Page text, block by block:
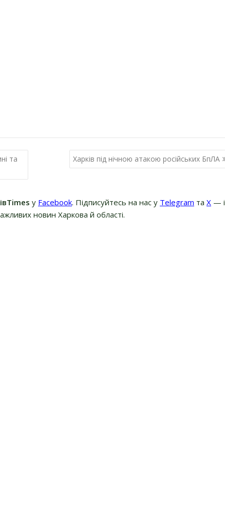
та
Харків під нічною атакою російських БпЛА
у Facebook. Підписуйтесь на нас у Telegram та Х — і
новин Харкова й області.